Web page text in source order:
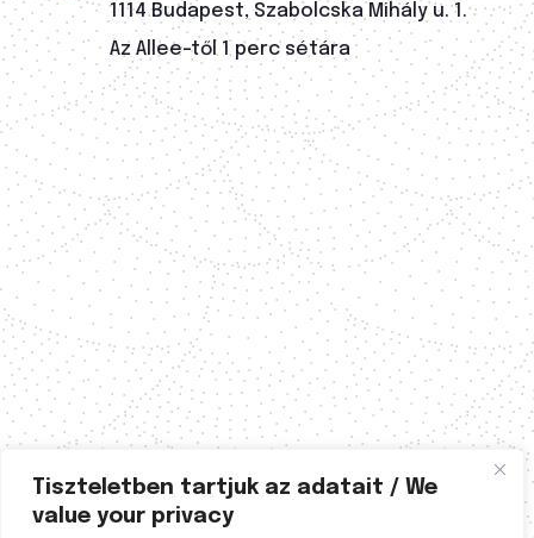
Tiszteletben tartjuk az adatait / We
value your privacy
1114 Budapest, Szabolcska Mihály u. 1.
Az Allee-től 1 perc sétára